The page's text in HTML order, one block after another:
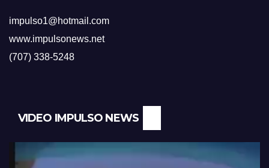
impulso1@hotmail.com
www.impulsonews.net
(707) 338-5248
VIDEO IMPULSO NEWS
Reproductor